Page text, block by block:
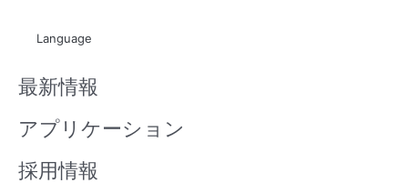
u
b
e
i
n
Language
最新情報
アプリケーション
採用情報